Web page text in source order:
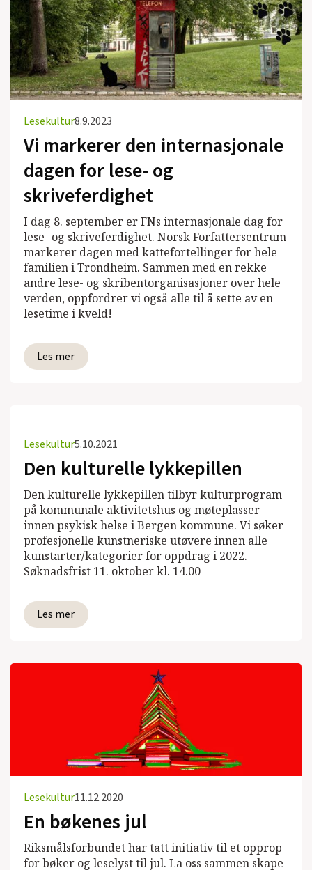
Lesekultur8.9.2023
Vi markerer den internasjonale
dagen for lese- og
skriveferdighet
I dag 8. september er FNs internasjonale dag for
lese- og skriveferdighet. Norsk Forfattersentrum
markerer dagen med kattefortellinger for hele
familien i Trondheim. Sammen med en rekke
andre lese- og skribentorganisasjoner over hele
verden, oppfordrer vi også alle til å sette av en
lesetime i kveld!
Les mer
Lesekultur5.10.2021
Den kulturelle lykkepillen
Den kulturelle lykkepillen tilbyr kulturprogram
på kommunale aktivitetshus og møteplasser
innen psykisk helse i Bergen kommune. Vi søker
profesjonelle kunstneriske utøvere innen alle
kunstarter/kategorier for oppdrag i 2022.
Søknadsfrist 11. oktober kl. 14.00
Les mer
Lesekultur11.12.2020
En bøkenes jul
Riksmålsforbundet har tatt initiativ til et opprop
for bøker og leselyst til jul. La oss sammen skape